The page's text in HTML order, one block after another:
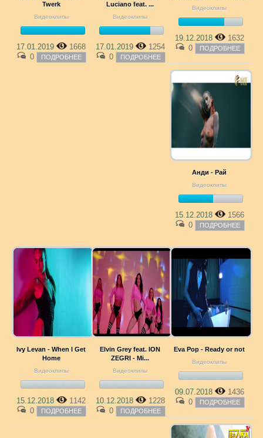
Twerk
Видеоклипы
17.01.2019
1668
0
ПОДРОБНЕЕ
Luciano feat. ...
Видеоклипы
17.01.2019
1254
0
ПОДРОБНЕЕ
Видеоклипы
19.12.2018
1632
0
ПОДРОБНЕЕ
Анди - Рай
Видеоклипы
15.12.2018
1566
0
ПОДРОБНЕЕ
Ivy Levan - When I Get
Home
Видеоклипы
15.12.2018
1142
0
ПОДРОБНЕЕ
Elvin Grey feat. ION
ZEGRI - Mi...
Видеоклипы
10.12.2018
1228
0
ПОДРОБНЕЕ
Eva Pop - Ready or not
Видеоклипы
09.07.2018
1436
0
ПОДРОБНЕЕ